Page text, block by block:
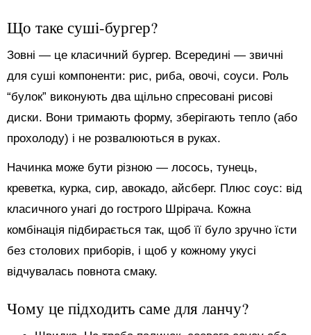
Що таке суші-бургер?
Зовні — це класичний бургер. Всередині — звичні
для суші компоненти: рис, риба, овочі, соуси. Роль
“булок” виконують два щільно спресовані рисові
диски. Вони тримають форму, зберігають тепло (або
прохолоду) і не розвалюються в руках.
Начинка може бути різною — лосось, тунець,
креветка, курка, сир, авокадо, айсберг. Плюс соус: від
класичного унагі до гострого Шрірача. Кожна
комбінація підбирається так, щоб її було зручно їсти
без столових приборів, і щоб у кожному укусі
відчувалась повнота смаку.
Чому це підходить саме для ланчу?